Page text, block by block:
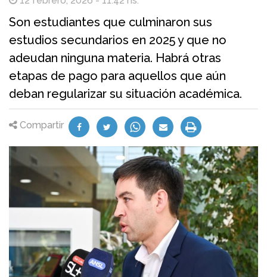
Son estudiantes que culminaron sus
estudios secundarios en 2025 y que no
adeudan ninguna materia. Habrá otras
etapas de pago para aquellos que aún
deban regularizar su situación académica.
Compartir